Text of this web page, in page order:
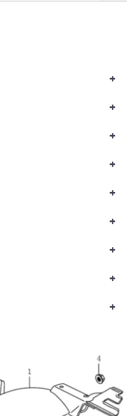
+
+
+
+
+
+
+
+
+